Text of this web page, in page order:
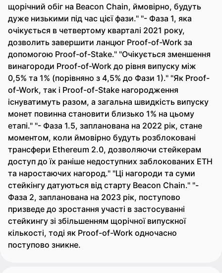
щорічний обіг на Beacon Chain, ймовірно, будуть
дуже низькими під час цієї фази." "- Фаза 1, яка
очікується в четвертому кварталі 2021 року,
дозволить завершити ланцюг Proof-of-Work за
допомогою Proof-of-Stake." "Очікується зменшення
винагороди Proof-of-Work до рівня випуску між
0,5% та 1% (порівняно з 4,5% до Фази 1)." "Як Proof-
of-Work, так і Proof-of-Stake нагородження
існуватимуть разом, а загальна швидкість випуску
монет повинна становити близько 1% на цьому
етапі." "- Фаза 1.5, запланована на 2022 рік, стане
моментом, коли ймовірно будуть розблоковані
трансфери Ethereum 2.0, дозволяючи стейкерам
доступ до їх раніше недоступних заблокованих ETH
та наростаючих нагород." "Ці нагороди та суми
стейкінгу датуються від старту Beacon Chain." "-
Фаза 2, запланована на 2023 рік, поступово
призведе до зростання участі в застосуванні
стейкингу зі збільшенням щорічної випускної
кількості, тоді як Proof-of-Work одночасно
поступово зникне.